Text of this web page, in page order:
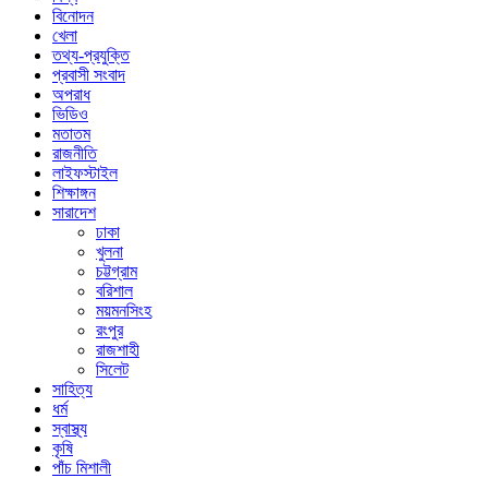
বিনোদন
খেলা
তথ্য-প্রযুক্তি
প্রবাসী সংবাদ
অপরাধ
ভিডিও
মতাতম
রাজনীতি
লাইফস্টাইল
শিক্ষাঙ্গন
সারাদেশ
ঢাকা
খুলনা
চট্টগ্রাম
বরিশাল
ময়মনসিংহ
রংপুর
রাজশাহী
সিলেট
সাহিত্য
ধর্ম
স্বাস্থ্য
কৃষি
পাঁচ মিশালী